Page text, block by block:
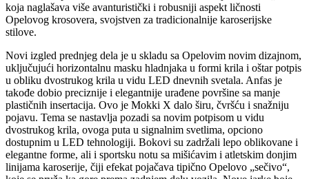
koja naglašava više avanturistički i robusniji aspekt ličnosti
Opelovog krosovera, svojstven za tradicionalnije karoserijske
stilove.
Novi izgled prednjeg dela je u skladu sa Opelovim novim dizajnom,
uključujući horizontalnu masku hladnjaka u formi krila i oštar potpis
u obliku dvostrukog krila u vidu LED dnevnih svetala. Anfas je
takođe dobio preciznije i elegantnije urađene površine sa manje
plastičnih insertacija. Ovo je Mokki X dalo širu, čvršću i snažniju
pojavu. Tema se nastavlja pozadi sa novim potpisom u vidu
dvostrukog krila, ovoga puta u signalnim svetlima, opciono
dostupnim u LED tehnologiji. Bokovi su zadržali lepo oblikovane i
elegantne forme, ali i sportsku notu sa mišićavim i atletskim donjim
linijama karoserije, čiji efekat pojačava tipično Opelovo „sečivo“,